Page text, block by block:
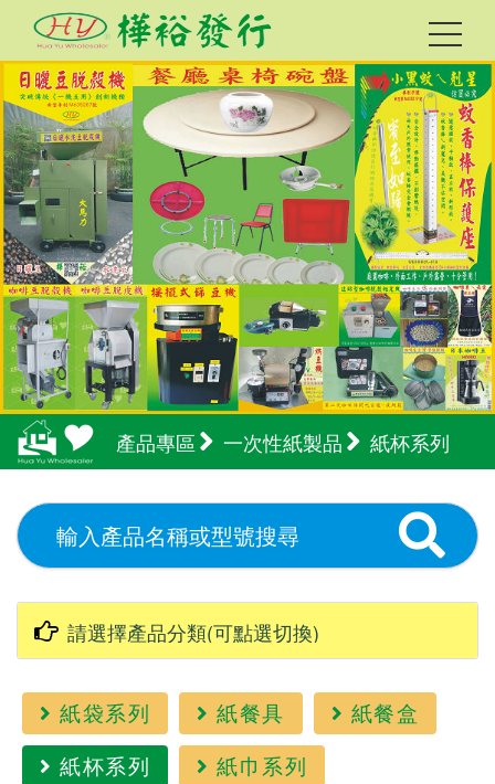
產品專區 一次性紙製品 紙杯系列
紙袋系列 紙餐具
紙餐盒
紙杯系列
紙巾系列